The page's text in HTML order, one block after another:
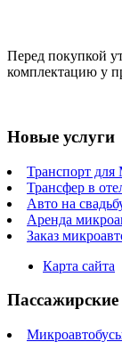
Перед покупкой
комплектацию у
Новые услуги
Транспорт
Трансфер в
Авто на
Аренда
Заказ
Карта сайта
Пассажирские